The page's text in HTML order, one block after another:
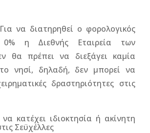
να διατηρηθεί ο φορολογικός
0% η Διεθνής Εταιρεία των
θα πρέπει να διεξάγει καμία
νησί, δηλαδή, δεν μπορεί να
δραστηριότητες στις
κατέχει ιδιοκτησία ή ακίνητη
Σεϋχέλλες